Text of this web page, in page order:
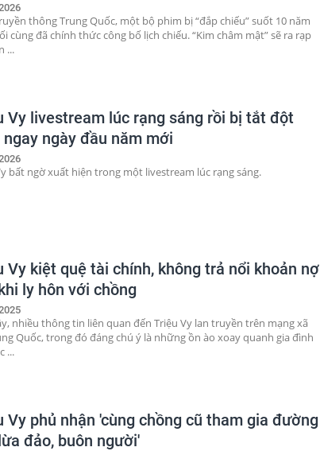
thông Trung Quốc, một bộ phim bị “đắp chiếu” suốt 10 năm
cùng đã chính thức công bố lịch chiếu. “Kim châm mật” sẽ ra rạp
...
Vy livestream lúc rạng sáng rồi bị tắt đột
ngay ngày đầu năm mới
bất ngờ xuất hiện trong một livestream lúc rạng sáng.
Vy kiệt quệ tài chính, không trả nổi khoản nợ
ly hôn với chồng
nhiều thông tin liên quan đến Triệu Vy lan truyền trên mạng xã
Quốc, trong đó đáng chú ý là những ồn ào xoay quanh gia đình
...
Vy phủ nhận 'cùng chồng cũ tham gia đường
đảo, buôn người'